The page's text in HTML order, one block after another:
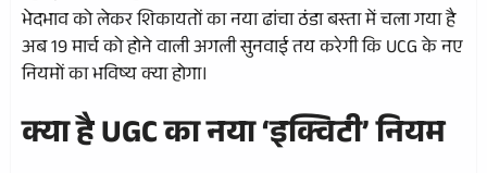
भेदभाव को लेकर शिकायतों का नया ढांचा ठंडा बस्ता में चला गया है
अब 19 मार्च को होने वाली अगली सुनवाई तय करेगी कि UCG के नए
नियमों का भविष्य क्या होगा।
क्या है UGC का नया ‘इक्विटी’ नियम